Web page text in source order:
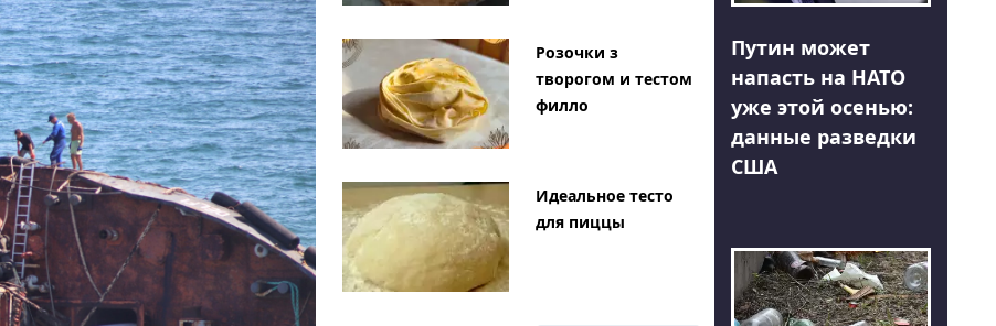
Розочки з
творогом и тестом
филло
Идеальное тесто
для пиццы
Путин может
напасть на НАТО
уже этой осенью:
данные разведки
США